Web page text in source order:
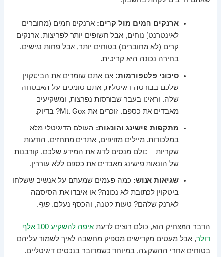
ארנקים חמים מול קרים: ארנקים חמים (מחוברים
לאינטרנט) נוחים, אבל חשופים יותר לפריצות. ארנקים
קרים (לא מחוברים) בטוחים יותר, אבל פחות נגישים.
בחירה נכונה היא קריטית.
סיכוני פלטפורמות: אם אתם שומרים את הביטקוין
שלכם בבורסה דיגיטלית, אתם סומכים על האבטחה
שלה. וראינו בעבר שבורסות נפרצות, ומשקיעים
מאבדים את כספם. זוכרים את Mt. Gox? בדיוק.
מתקפות פישינג והונאות: העולם הדיגיטלי מלא
במלכודות. מיילים מזויפים, אתרים מתחזים, הודעות
שקריות – כולם מנסים לדוג את המידע שלכם. קורבנות
של הונאות פישינג מאבדים את כספם ללא עוררין.
שגיאות אנוש: כמה פעמים שמעתם על אנשים ששלחו
ביטקוין לכתובת לא נכונה? או איבדו את הסיסמה
לארנק שלהם? טעות קטנה, והכסף נעלם.פוף.
הדבר המצחיק הוא, כולם רוצים לדעת
איפה להשקיע 100 אלף
דולר, אבל מעטים מקדישים מספיק מחשבה לאיך לשמור עליהם
בטוחים אחרי ההשקעה, במיוחד כשמדובר בנכסים דיגיטליים.